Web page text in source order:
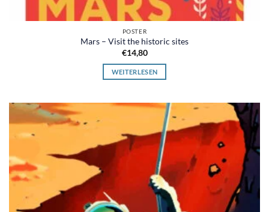
POSTER
Mars – Visit the historic sites
€14,80
WEITERLESEN